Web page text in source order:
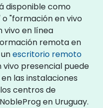
disponible como
"formación en vivo
vivo en línea
remota en
escritorio remoto
presencial puede
las instalaciones
centros de
en Uruguay.